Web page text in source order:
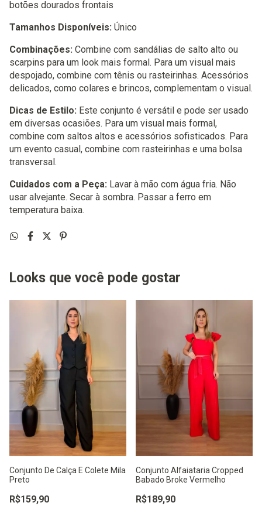
botões dourados frontais
Tamanhos Disponíveis: Único
Combinações: Combine com sandálias de salto alto ou
scarpins para um look mais formal. Para um visual mais
despojado, combine com tênis ou rasteirinhas. Acessórios
delicados, como colares e brincos, complementam o visual.
Dicas de Estilo: Este conjunto é versátil e pode ser usado
em diversas ocasiões. Para um visual mais formal,
combine com saltos altos e acessórios sofisticados. Para
um evento casual, combine com rasteirinhas e uma bolsa
transversal.
Cuidados com a Peça: Lavar à mão com água fria. Não
usar alvejante. Secar à sombra. Passar a ferro em
temperatura baixa.
Looks que você pode gostar
Conjunto De Calça E Colete Mila
Preto
R$159,90
Conjunto Alfaiataria Cropped
Babado Broke Vermelho
R$189,90